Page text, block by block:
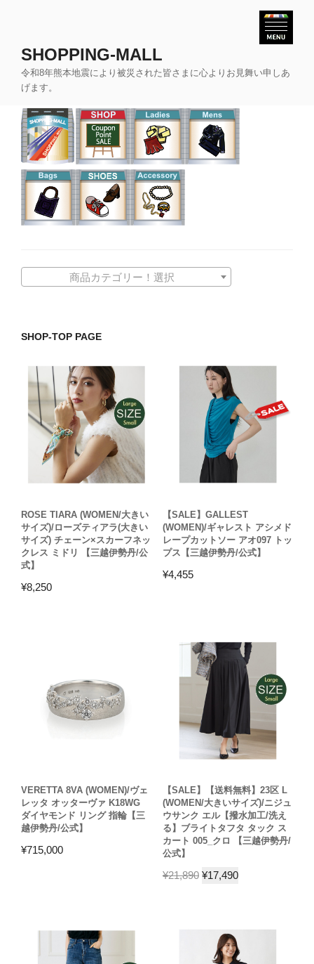
SHOPPING-MALL
令和8年熊本地震により被災された皆さまに心よりお見舞い申しあ
げます。
商品カテゴリー！選択
SHOP-TOP PAGE
ROSE TIARA (WOMEN/大きい
サイズ)/ローズティアラ(大きい
サイズ) チェーン×スカーフネッ
クレス ミドリ 【三越伊勢丹/公
式】
¥8,250
【SALE】GALLEST
(WOMEN)/ギャレスト アシメド
レープカットソー アオ097 トッ
プス【三越伊勢丹/公式】
¥4,455
VERETTA 8VA (WOMEN)/ヴェ
レッタ オッターヴァ K18WG
ダイヤモンド リング 指輪【三
越伊勢丹/公式】
¥715,000
【SALE】【送料無料】23区 L
(WOMEN/大きいサイズ)/ニジュ
ウサンク エル【撥水加工/洗え
る】ブライトタフタ タック ス
カート 005_クロ 【三越伊勢丹/
公式】
¥21,890 ¥17,490